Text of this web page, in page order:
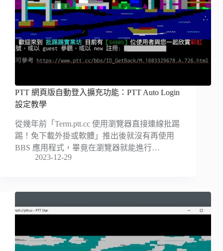
PTT 網頁版自動登入擴充功能：PTT Auto Login
設定教學
從幾年前「Term.ptt.cc 使用瀏覽器直接連線批踢
踢！免下載外掛或軟體」推出後就沒有再使用
BBS 應用程式，畢竟在瀏覽器就能進行…
2023-12-29